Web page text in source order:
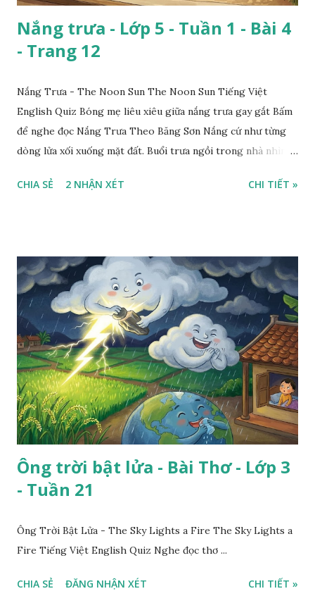
Nắng trưa - Lớp 5 - Tuần 1 - Bài 4
- Trang 12
Nắng Trưa - The Noon Sun The Noon Sun Tiếng Việt
English Quiz Bóng mẹ liêu xiêu giữa nắng trưa gay gắt Bấm
để nghe đọc Nắng Trưa Theo Băng Sơn Nắng cứ như từng
dòng lửa xối xuống mặt đất. Buổi trưa ngồi trong nhà nhìn
CHIA SẺ 2 NHẬN XÉT CHI TIẾT »
Ông trời bật lửa - Bài Thơ - Lớp 3
- Tuần 21
Ông Trời Bật Lửa - The Sky Lights a Fire The Sky Lights a
Fire Tiếng Việt English Quiz Nghe đọc thơ ...
CHIA SẺ ĐĂNG NHẬN XÉT CHI TIẾT »